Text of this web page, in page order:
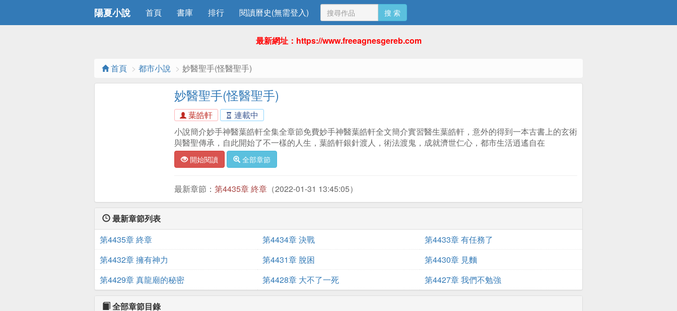
陽夏小說 首頁 書庫 排行 閱讀曆史(無需登入) 搜 索
最新網址：https://www.freeagnesgereb.com
首頁 都市小說 妙醫聖手(怪醫聖手)
妙醫聖手(怪醫聖手)
葉皓軒
連載中
小說簡介妙手神醫葉皓軒全集全章節免費妙手神醫葉皓軒全文簡介實習醫生葉皓軒，意外的得到一本古書上的玄術
與醫聖傳承，自此開始了不一樣的人生，葉皓軒銀針渡人，術法渡鬼，成就濟世仁心，都市生活逍遙自在
開始閱讀 全部章節
最新章節： 第4435章 終章（2022-01-31 13:45:05）
最新章節列表
第4435章 終章
第4434章 決戰
第4433章 有任務了
第4432章 擁有神力
第4431章 脫困
第4430章 見麵
第4429章 真龍廟的秘密
第4428章 大不了一死 第4427章 我們不勉強
全部章節目錄